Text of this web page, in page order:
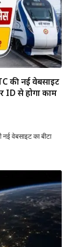
की नई वेबसाइट
ID से होगा काम
वेबसाइट का बीटा